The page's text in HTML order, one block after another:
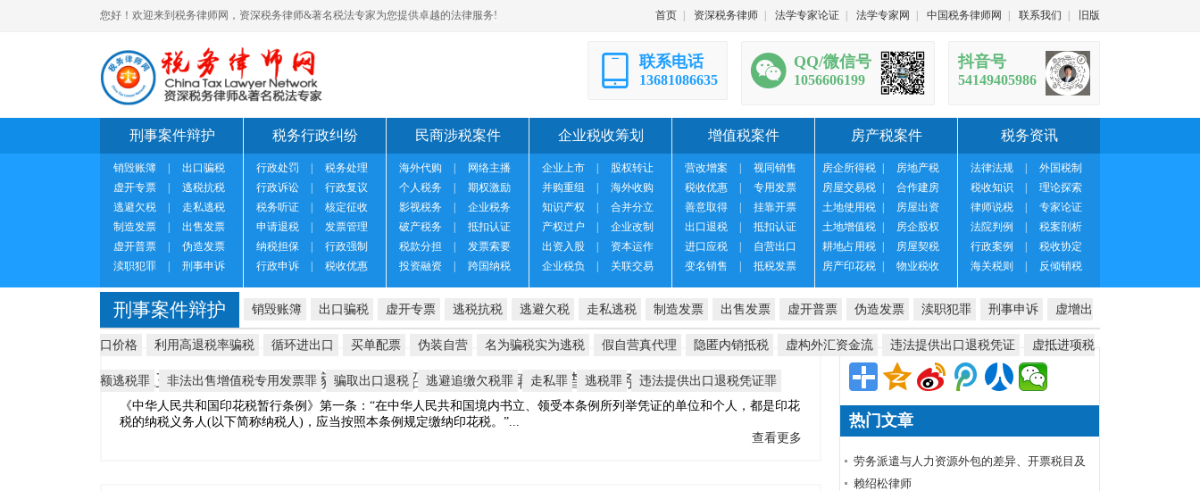
您好！欢迎来到税务律师网，资深税务律师&著名税法专家为您提供卓越的法律服务! 首页 资深税务律师 法学专家论证 法学专家网 中国税务律师网 联系我们 旧版
联系电话
13681086635
QQ/微信号
1056606199
抖音号
54149405986
刑事案件辩护
销毁账簿
出口骗税
虚开专票
逃税抗税
逃避欠税
走私逃税
制造发票
出售发票
虚开普票
伪造发票
渎职犯罪
刑事申诉
税务行政纠纷
行政处罚
税务处理
行政诉讼
行政复议
税务听证
核定征收
申请退税
发票管理
纳税担保
行政强制
行政申诉
税收优惠
民商涉税案件
海外代购
网络主播
个人税务
期权激励
影视税务
企业税务
破产税务
抵扣认证
税款分担
发票索要
投资融资
跨国纳税
企业税收筹划
企业上市
股权转让
并购重组
海外收购
知识产权
合并分立
产权过户
企业改制
出资入股
资本运作
企业税负
关联交易
增值税案件
营改增案
视同销售
税收优惠
专用发票
善意取得
挂靠开票
出口退税
抵扣认证
进口应税
自营出口
变名销售
抵税发票
房产税案件
房企所得税
房地产税
房屋交易税
合作建房
土地使用税
房屋出资
土地增值税
房企股权
耕地占用税
房屋契税
房产印花税
物业税收
税务资讯
法律法规
外国税制
税收知识
理论探索
律师说税
专家论证
法院判例
税案剖析
行政案例
税收协定
海关税则
反倾销税
刑事案件辩护 销毁账簿 出口骗税 虚开专票 逃税抗税 逃避欠税 走私逃税 制造发票 出售发票 虚开普票 伪造发票 渎职犯罪 刑事申诉 虚增出
口价格 利用高退税率骗税 循环进出口 买单配票 伪装自营 名为骗税实为逃税 假自营真代理 隐匿内销抵税 虚构外汇资金流 违法提供出口退税凭证 虚抵进项税
额逃税罪 非法出售增值税专用发票罪 骗取出口退税 逃避追缴欠税罪 走私罪 逃税罪 违法提供出口退税凭证罪
昭税三稽处[2021]15号 国家税务总局昭通市税务局第三稽查局税务处理决定书
《中华人民共和国印花税暂行条例》第一条：“在中华人民共和国境内书立、领受本条例所列举凭证的单位和个人，都是印花
税的纳税义务人(以下简称纳税人)，应当按照本条例规定缴纳印花税。”...
查看更多
热门文章
劳务派遣与人力资源外包的差异、开票税目及
税率
赖绍松律师